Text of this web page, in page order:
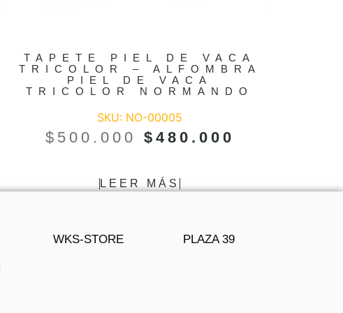
TAPETE PIEL DE VACA
TRICOLOR – ALFOMBRA
PIEL DE VACA
TRICOLOR NORMANDO
SKU: NO-00005
$ 500.000 $ 480.000
LEER MÁS
WKS-STORE PLAZA 39